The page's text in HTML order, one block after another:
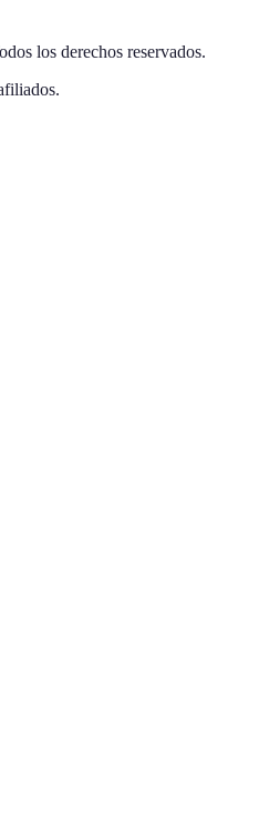
los derechos reservados.